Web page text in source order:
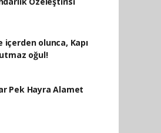
içerden olunca, Kapı
oğul!
Pek Hayra Alamet